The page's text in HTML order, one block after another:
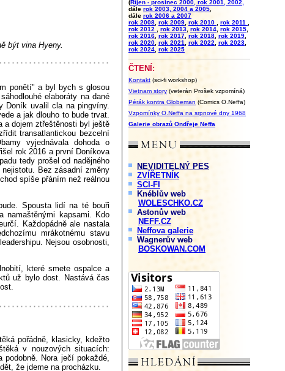
(Říjen - prosinec 2000, rok 2001, 2002,
dále rok 2003, 2004 a 2005
dále rok 2006 a 2007
rok 2008 rok 2009 rok 2010 rok 2011
rok 2012
rok 2013 rok 2014 rok 2015
rok 2016 rok 2017 rok 2018 rok 2019
rok 2020 rok 2021 rok 2022 rok 2023
rok 2024 rok 2025
ČTENÍ:
Kontakt (sci-fi workshop)
Vietnam story (veterán Prošek vzpomíná)
Pérák kontra Globeman (Comics O.Neffa)
Vzpomínky O.Neffa na srpnové dny 1968
Galerie obrazů Ondřeje Neffa
NEVIDITELNÝ PES
ZVÍŘETNÍK
SCI-FI
Knéblův web
WOLESCHKO.CZ
Astonův web
NEFF.CZ
Neffova galerie
Wagnerův web
BOSKOWAN.COM
být vina Hyeny.
ponětí" a byl bych s glosou
elaboráty na dané
uvalil cla na pingvíny.
a jak dlouho to bude trvat.
a dojem ztřeštěnosti byl ještě
transatlantickou bezcelní
vyjednávala dohoda o
rok 2016 a první Doníkova
tedy prošel od nadějného
Bez zásadní změny
spíše přáním než reálnou
Spousta lidí na té bouři
namaštěnými kapsami. Kdo
Každopádně ale nastala
mrákotnému stavu
Nejsou osobnosti,
které smete ospalce a
už bylo dost. Nastává čas
pořádně, klasicky, kdežto
v nouzových situacích:
podobně. Nora ječí pokaždé,
že jdeme na procházku.